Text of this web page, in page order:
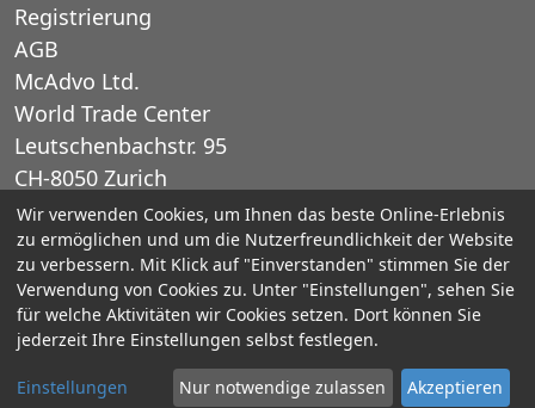
Registrierung
AGB
McAdvo Ltd.
World Trade Center
Leutschenbachstr. 95
CH-8050 Zurich
Schweiz
E-Mail: office@mcadvo.com
© 2005-2025 McAdvo Ltd.
Datenschutz
Kontaktieren Sie uns
Wir verwenden Cookies, um Ihnen das beste Online-Erlebnis
zu ermöglichen und um die Nutzerfreundlichkeit der Website
zu verbessern. Mit Klick auf "Einverstanden" stimmen Sie der
Verwendung von Cookies zu. Unter "Einstellungen", sehen Sie
für welche Aktivitäten wir Cookies setzen. Dort können Sie
jederzeit Ihre Einstellungen selbst festlegen.
Einstellungen Nur notwendige zulassen Akzeptieren